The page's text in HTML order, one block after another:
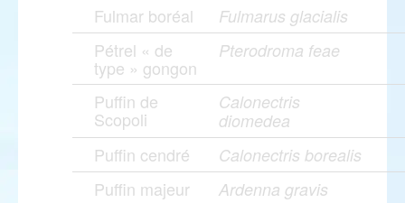
Fulmar boréal Fulmarus glacialis
Pétrel « de
type » gongon
Pterodroma feae
Puffin de
Scopoli
Calonectris
diomedea
Puffin cendré Calonectris borealis
Puffin majeur Ardenna gravis